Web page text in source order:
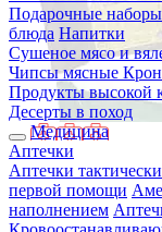
Подарочные наборы
блюда Напитки
Сушеное мясо и
Чипсы мясные
Продукты высокой
Десерты в поход
Медицина
Аптечки
Аптечки
первой помощи
наполнением